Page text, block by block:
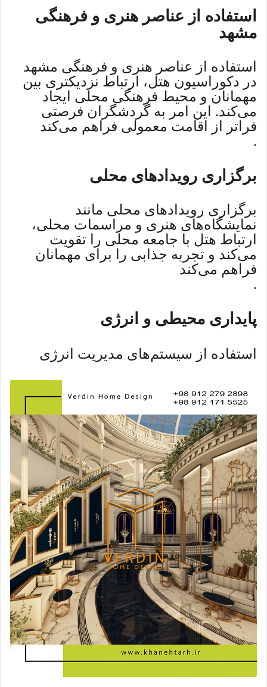
استفاده از عناصر هنری و فرهنگی
مشهد
استفاده از عناصر هنری و فرهنگی مشهد
در دکوراسیون هتل، ارتباط نزدیکتری بین
مهمانان و محیط فرهنگی محلی ایجاد
می‌کند. این امر به گردشگران فرصتی
فراتر از اقامت معمولی فراهم می‌کند
.
برگزاری رویدادهای محلی
برگزاری رویدادهای محلی مانند
نمایشگاه‌های هنری و مراسمات محلی،
ارتباط هتل با جامعه محلی را تقویت
می‌کند و تجربه جذابی را برای مهمانان
فراهم می‌کند
.
پایداری محیطی و انرژی
استفاده از سیستم‌های مدیریت انرژی